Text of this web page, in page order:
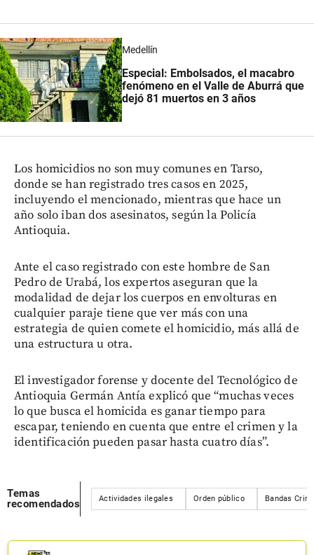
Medellín
Especial: Embolsados, el macabro
fenómeno en el Valle de Aburrá que
dejó 81 muertos en 3 años
Los homicidios no son muy comunes en Tarso,
donde se han registrado tres casos en 2025,
incluyendo el mencionado, mientras que hace un
año solo iban dos asesinatos, según la Policía
Antioquia.
Ante el caso registrado con este hombre de San
Pedro de Urabá, los expertos aseguran que la
modalidad de dejar los cuerpos en envolturas en
cualquier paraje tiene que ver más con una
estrategia de quien comete el homicidio, más allá de
una estructura u otra.
El investigador forense y docente del Tecnológico de
Antioquia Germán Antía explicó que “muchas veces
lo que busca el homicida es ganar tiempo para
escapar, teniendo en cuenta que entre el crimen y la
identificación pueden pasar hasta cuatro días”.
Temas
recomendados
Actividades ilegales Orden público Bandas